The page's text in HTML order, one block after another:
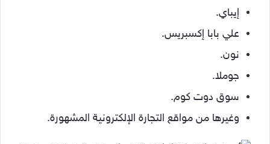
إيباي.
علي بابا إكسبريس.
نون.
جوملا.
سوق دوت كوم.
وغيرها من مواقع التجارة الإلكترونية المشهورة.